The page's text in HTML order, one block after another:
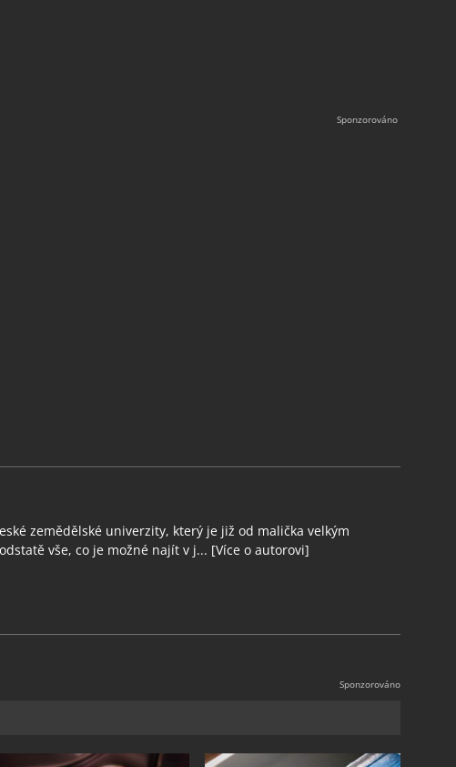
zemědělské univerzity, který je již od malička velkým
vše, co je možné najít v j... [Více o autorovi]